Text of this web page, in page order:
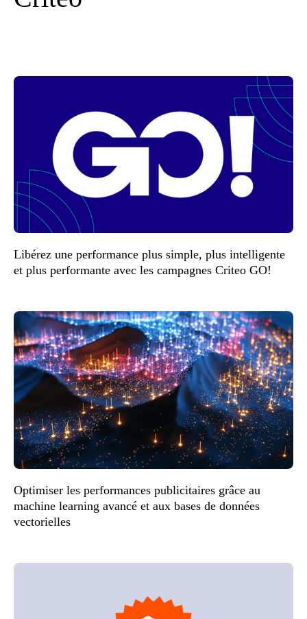
Libérez une performance plus simple, plus intelligente
et plus performante avec les campagnes Criteo GO!
Optimiser les performances publicitaires grâce au
machine learning avancé et aux bases de données
vectorielles